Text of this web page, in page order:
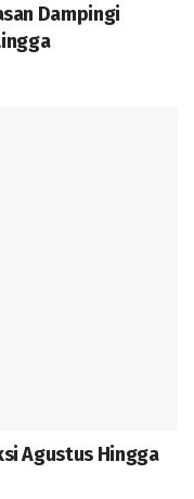
Dampingi
Agustus Hingga